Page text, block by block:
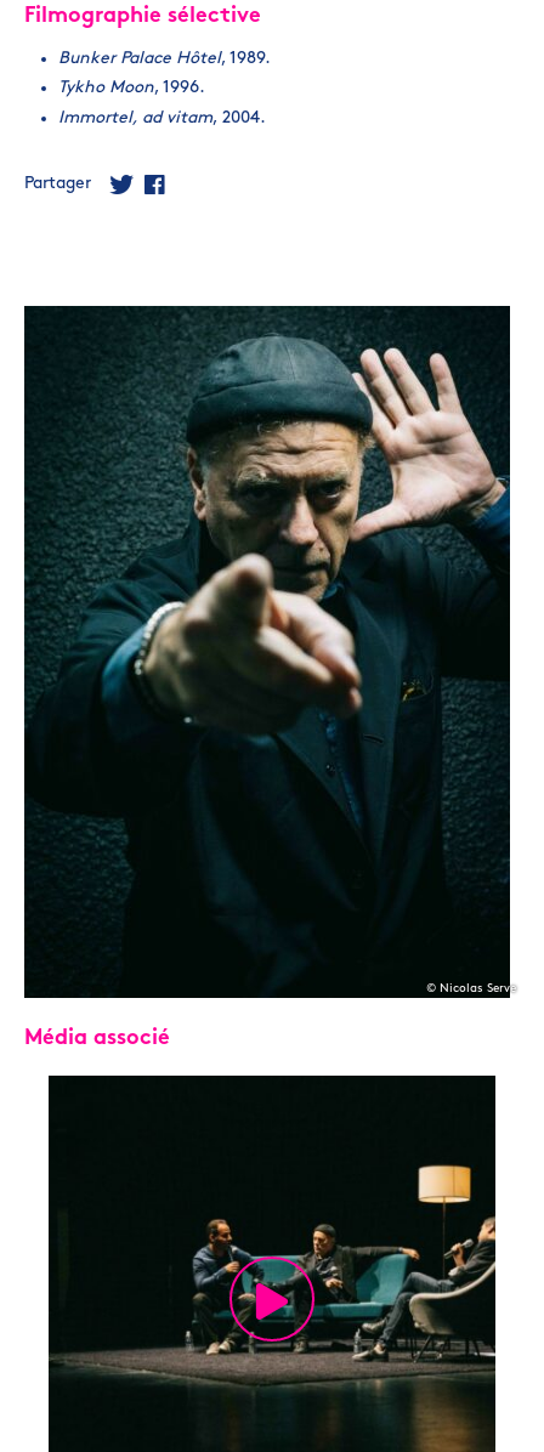
Filmographie sélective
Bunker Palace Hôtel, 1989.
Tykho Moon, 1996.
Immortel, ad vitam, 2004.
Partager
© Nicolas Serve
Média associé